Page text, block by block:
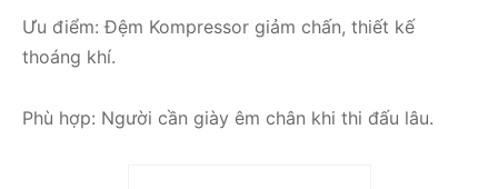
Ưu điểm: Đệm Kompressor giảm chấn, thiết kế
thoáng khí.
Phù hợp: Người cần giày êm chân khi thi đấu lâu.